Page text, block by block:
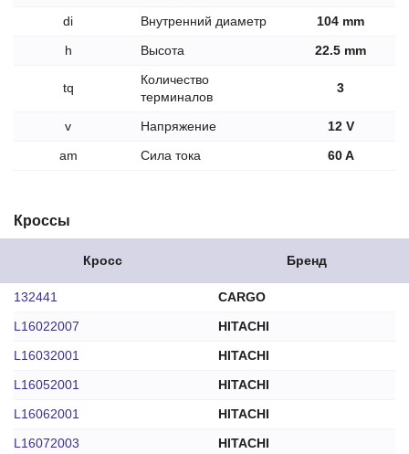
di Внутренний диаметр
104 mm
h
Высота 22.5 mm
tq
Количество
терминалов
3
v Напряжение
12 V
am
Сила тока 60 A
Кроссы
Кросс Бренд
132441
CARGO
L16022007
HITACHI
L16032001
HITACHI
L16052001
HITACHI
L16062001
HITACHI
L16072003
HITACHI